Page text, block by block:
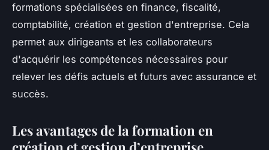
formations spécialisées en finance, fiscalité,
comptabilité, création et gestion d'entreprise. Cela
permet aux dirigeants et les collaborateurs
d'acquérir les compétences nécessaires pour
relever les défis actuels et futurs avec assurance et
succès.
Les avantages de la formation en